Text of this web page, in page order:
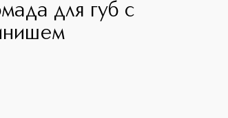
для губ с